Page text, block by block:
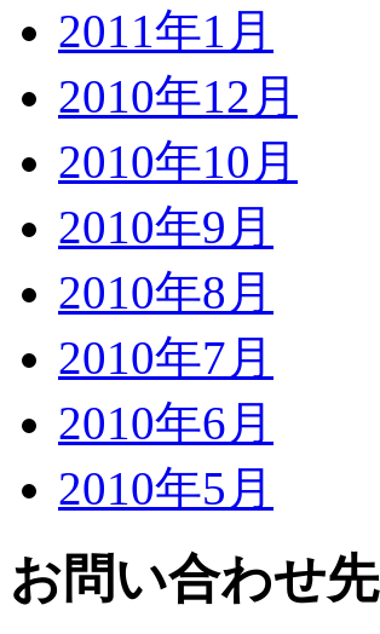
2011年1月
2010年12月
2010年10月
2010年9月
2010年8月
2010年7月
2010年6月
2010年5月
お問い合わせ先